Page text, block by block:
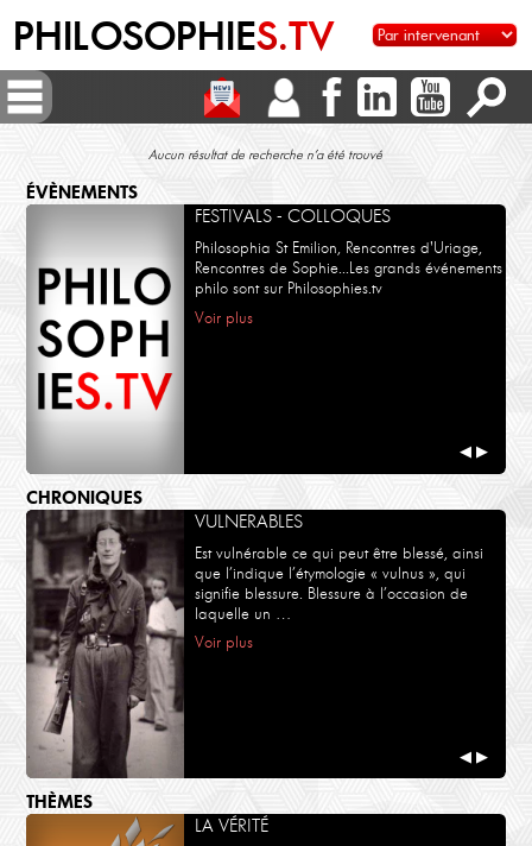
PHILOSOPHIES.TV
Aucun résultat de recherche n’a été trouvé
ÉVÈNEMENTS
FESTIVALS - COLLOQUES
Philosophia St Emilion, Rencontres d'Uriage,
Rencontres de Sophie...Les grands événements
philo sont sur Philosophies.tv
Voir plus
◀ ▶
CHRONIQUES
VULNERABLES
Est vulnérable ce qui peut être blessé, ainsi
que l’indique l’étymologie « vulnus », qui
signifie blessure. Blessure à l’occasion de
laquelle un …
Voir plus
◀ ▶
THÈMES
LA VÉRITÉ